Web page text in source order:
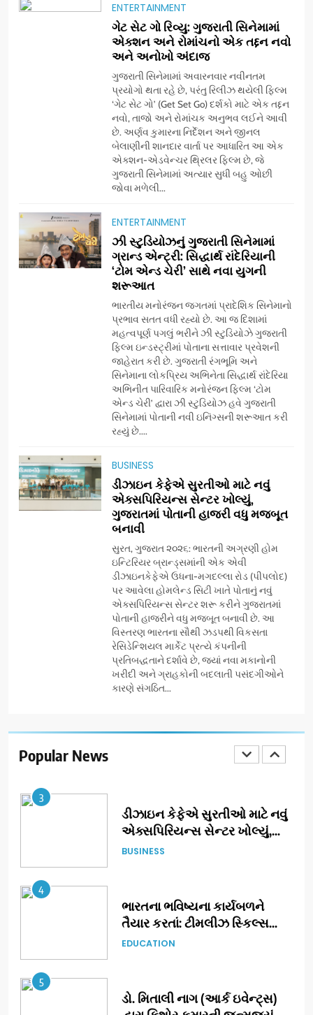
ENTERTAINMENT
ગેટ સેટ ગો રિવ્યુ: ગુજરાતી સિનેમામાં
એક્શન અને રોમાંચનો એક તદ્દન નવો
અને અનોખો અંદાજ
ગુજરાતી સિનેમામાં અવારનવાર નવીનતમ
પ્રયોગો થતા રહે છે, પરંતુ રિલીઝ થયેલી ફિલ્મ
‘ગેટ સેટ ગો’ (Get Set Go) દર્શકો માટે એક તદ્દન
નવો, તાજો અને રોમાંચક અનુભવ લઈને આવી
છે. અર્ણવ કુમારના નિર્દેશન અને જીનલ
બેલાણીની શાનદાર વાર્તા પર આધારિત આ એક
એક્શન-એડવેન્ચર થ્રિલર ફિલ્મ છે, જે
ગુજરાતી સિનેમામાં અત્યાર સુધી બહુ ઓછી
જોવા મળેલી...
ENTERTAINMENT
ઝી સ્ટુડિયોઝનું ગુજરાતી સિનેમામાં
ગ્રાન્ડ એન્ટ્રી: સિદ્ધાર્થ રાંદેરિયાની
‘ટોમ એન્ડ ચેરી’ સાથે નવા યુગની
શરૂઆત
ભારતીય મનોરંજન જગતમાં પ્રાદેશિક સિનેમાનો
પ્રભાવ સતત વધી રહ્યો છે. આ જ દિશામાં
મહત્વપૂર્ણ પગલું ભરીને ઝી સ્ટુડિયોઝે ગુજરાતી
ફિલ્મ ઇન્ડસ્ટ્રીમાં પોતાના સત્તાવાર પ્રવેશની
જાહેરાત કરી છે. ગુજરાતી રંગભૂમિ અને
સિનેમાના લોકપ્રિય અભિનેતા સિદ્ધાર્થ રાંદેરિયા
અભિનીત પારિવારિક મનોરંજન ફિલ્મ ‘ટોમ
એન્ડ ચેરી’ દ્વારા ઝી સ્ટુડિયોઝ હવે ગુજરાતી
સિનેમામાં પોતાની નવી ઇનિંગ્સની શરૂઆત કરી
રહ્યું છે....
BUSINESS
ડીઝાઇન કેફેએ સુરતીઓ માટે નવું
એક્સપિરિયન્સ સેન્ટર ખોલ્યું,
ગુજરાતમાં પોતાની હાજરી વધુ મજબૂત
બનાવી
સુરત, ગુજરાત ૨૦૨૬: ભારતની અગ્રણી હોમ
ઇન્ટિરિયર બ્રાન્ડ્સમાંની એક એવી
ડીઝાઇનકેફેએ ઉધના-મગદલ્લા રોડ (પીપલોદ)
પર આવેલા હોમલેન્ડ સિટી ખાતે પોતાનું નવું
એક્સપિરિયન્સ સેન્ટર શરૂ કરીને ગુજરાતમાં
પોતાની હાજરીને વધુ મજબૂત બનાવી છે. આ
વિસ્તરણ ભારતના સૌથી ઝડપથી વિકસતા
રેસિડેન્શિયલ માર્કેટ પ્રત્યે કંપનીની
પ્રતિબદ્ધતાને દર્શાવે છે, જ્યાં નવા મકાનોની
ખરીદી અને ગ્રાહકોની બદલાતી પસંદગીઓને
કારણે સંગઠિત...
Popular News
5
ડો. મિતાલી નાગ (આર્ક ઇવેન્ટ્સ)
દ્વારા કિશોર કુમારની જન્મજયંતિ
નિમિત્તે સંગીતમય શ્રદ્ધાંજલિ
AHMEDABAD
177 દેશો અને 52 લાખ દર્શકો:
ગુજરાતી OTT પ્લેટફોર્મ ‘જોજો’
(JOJO) નો વિશ્વભરમાં દબદબો
BUSINESS
અમદાવાદમાં યોજાયેલા ‘ઓકલ્ટ
ટેરોટ રીડર પુનિતજી લુલ્લા એ ટેરોટ
કાર્ડ રીડિંગ અંગે માહિતી આપી
AHMEDABAD
8
ગ્લોબલ એક્સેલન્સ ફોરમ દ્વારા
નેશનલ લીડરશિપ કોન્કલેવ તથા
ભારત સમ્માન ૨૦૨૬નો ભવ્ય અને
પ્રતિષ્ઠિત કાર્યક્રમ નવી દિલ્હીમાં
સફળતાપૂર્વક યોજાયો
BUSINESS
ગેટ સેટ ગો રિવ્યુ: ગુજરાતી
સિનેમામાં એક્શન અને રોમાંચનો
એક તદ્દન નવો અને અનોખો
અંદાજ
ENTERTAINMENT
ગ્રાન્ડ એન્ટ્રી: સિદ્ધાર્થ રાંદેરિયાની
‘ટોમ એન્ડ ચેરી’ સાથે નવા યુગની
3
ડીઝાઇન કેફેએ સુરતીઓ માટે નવું
એક્સપિરિયન્સ સેન્ટર ખોલ્યું,
ગુજરાતમાં પોતાની હાજરી વધુ
મજબૂત બનાવી
4
ભારતના ભવિષ્યના કાર્યબળને
તૈયાર કરતાં: ટીમલીઝ સ્કિલ્સ
યુનિવર્સિટીએ 65 સ્નાતકોને ડિગ્રી
એનાયત કરી
5
ડો. મિતાલી નાગ (આર્ક ઇવેન્ટ્સ)
દ્વારા કિશોર કુમારની જન્મજયંતિ